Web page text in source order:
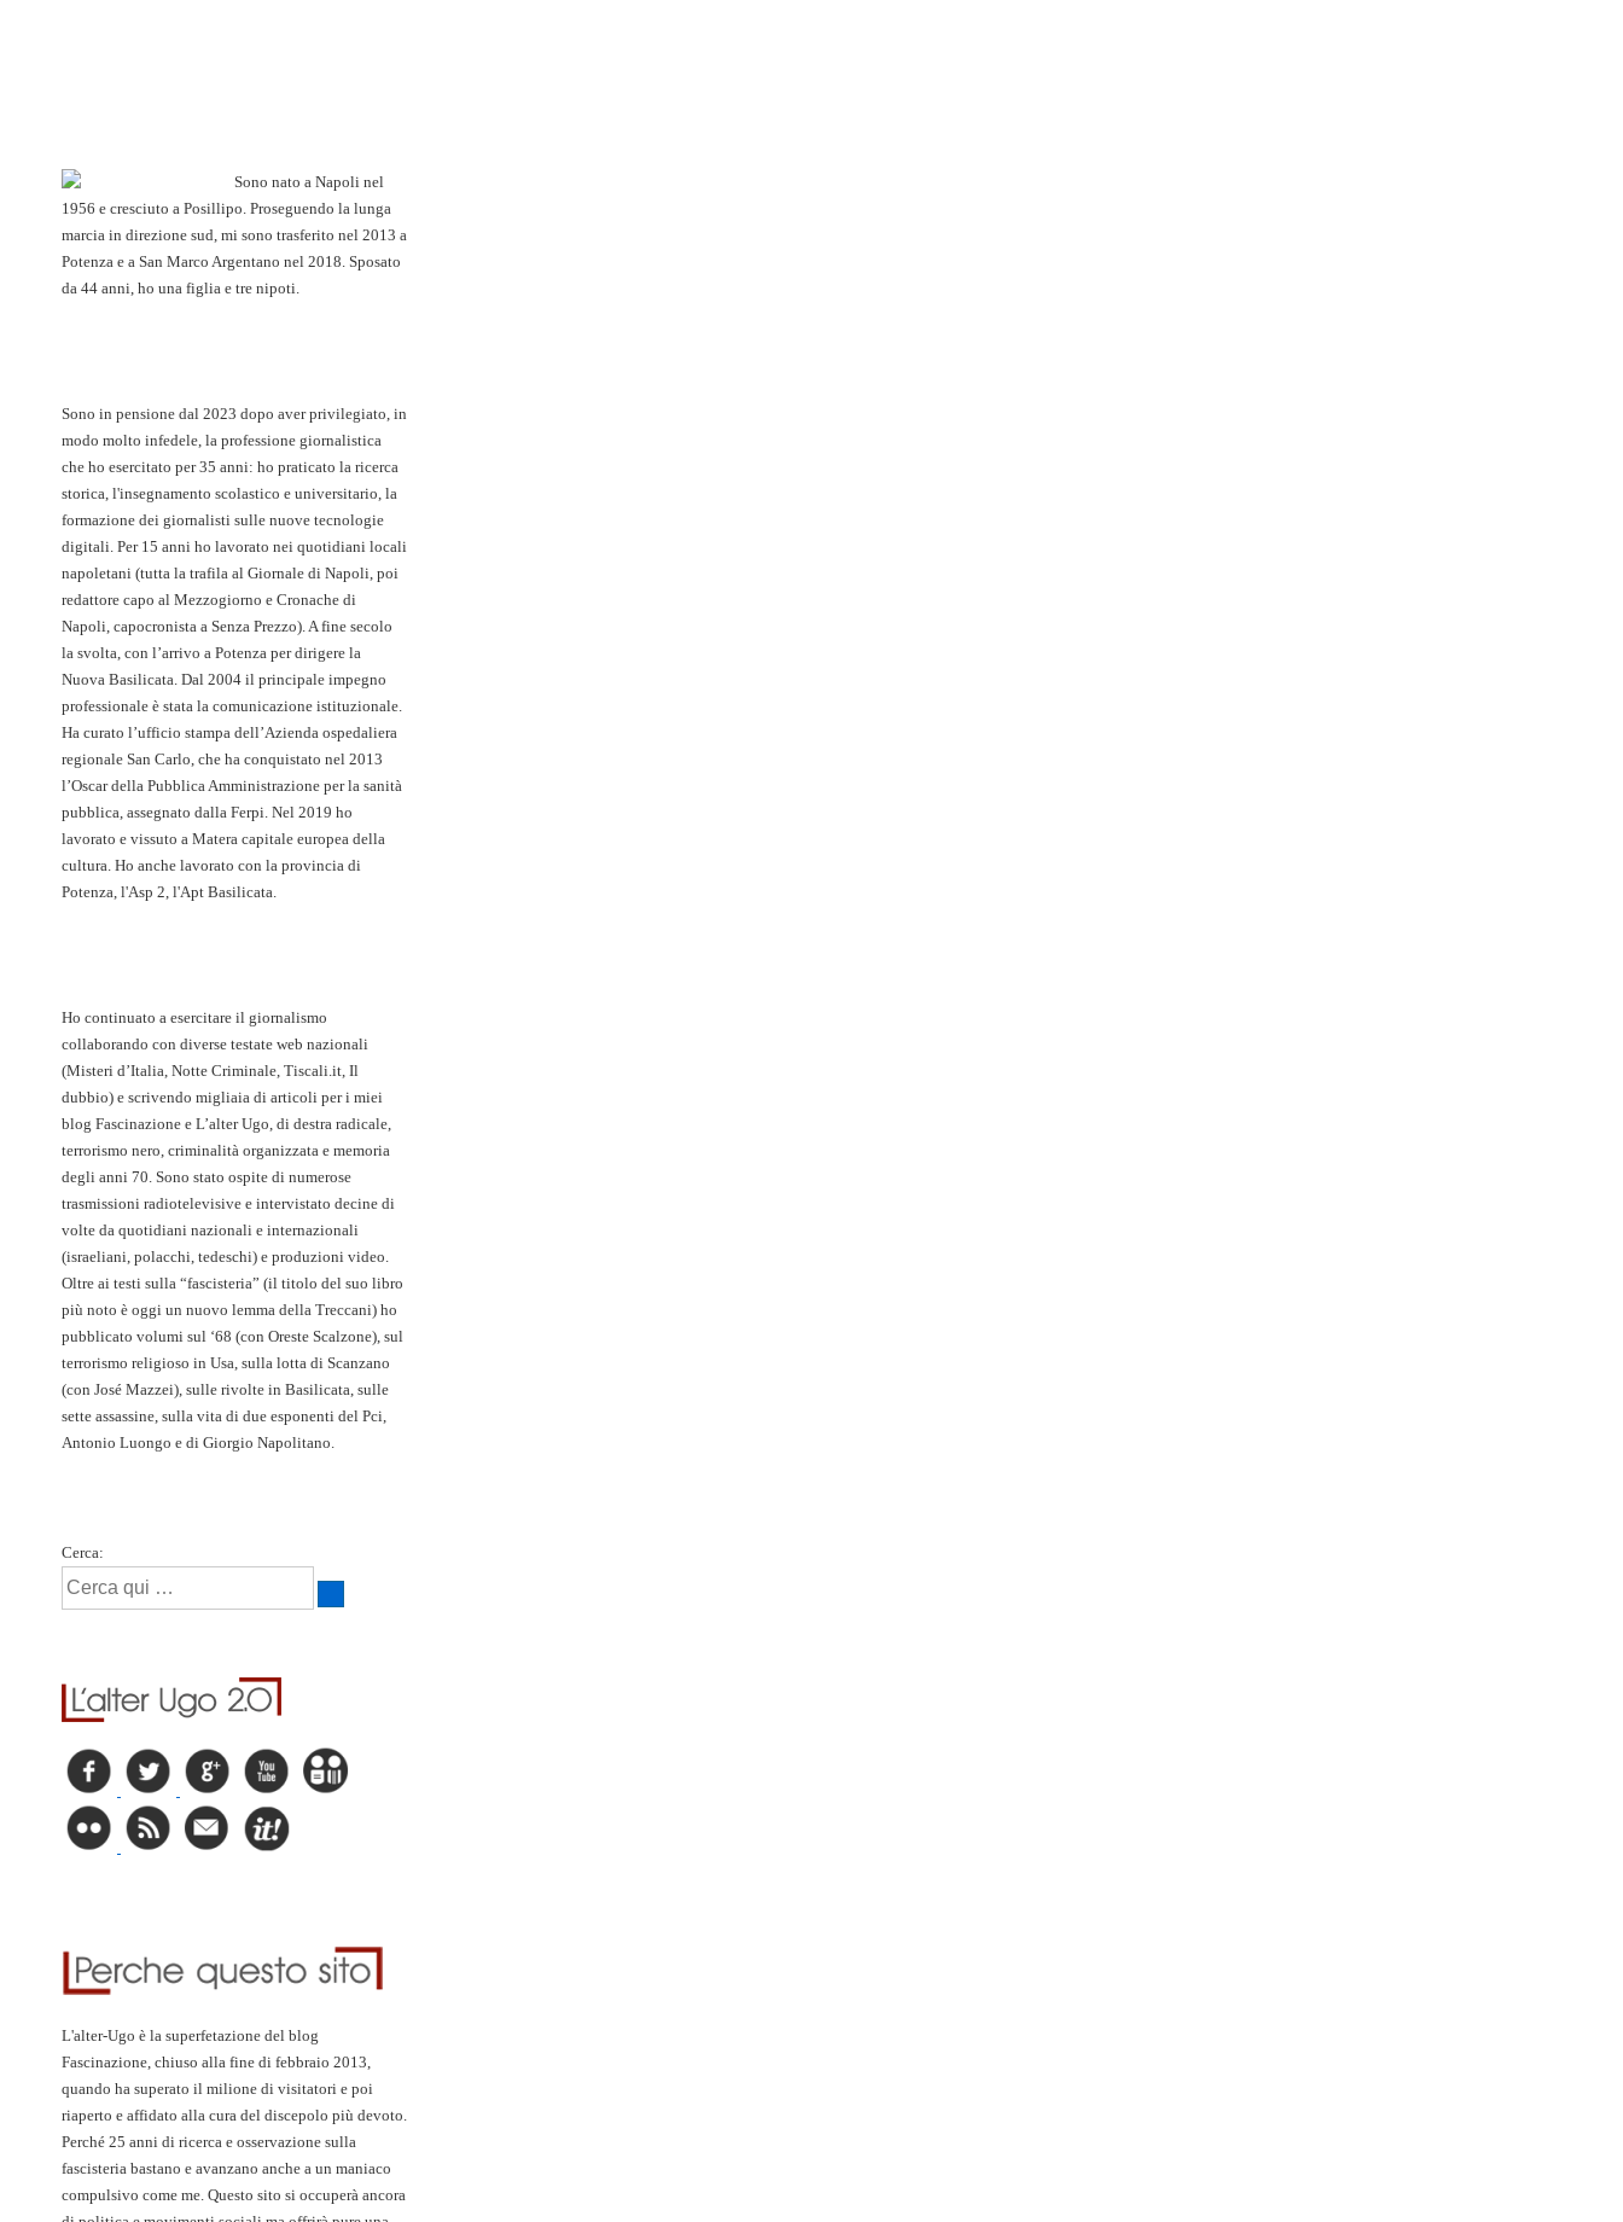
Sono nato a Napoli nel
1956 e cresciuto a Posillipo. Proseguendo la lunga
marcia in direzione sud, mi sono trasferito nel 2013 a
Potenza e a San Marco Argentano nel 2018. Sposato
da 44 anni, ho una figlia e tre nipoti.
Sono in pensione dal 2023 dopo aver privilegiato, in
modo molto infedele, la professione giornalistica
che ho esercitato per 35 anni: ho praticato la ricerca
storica, l'insegnamento scolastico e universitario, la
formazione dei giornalisti sulle nuove tecnologie
digitali. Per 15 anni ho lavorato nei quotidiani locali
napoletani (tutta la trafila al Giornale di Napoli, poi
redattore capo al Mezzogiorno e Cronache di
Napoli, capocronista a Senza Prezzo). A fine secolo
la svolta, con l’arrivo a Potenza per dirigere la
Nuova Basilicata. Dal 2004 il principale impegno
professionale è stata la comunicazione istituzionale.
Ha curato l’ufficio stampa dell’Azienda ospedaliera
regionale San Carlo, che ha conquistato nel 2013
l’Oscar della Pubblica Amministrazione per la sanità
pubblica, assegnato dalla Ferpi. Nel 2019 ho
lavorato e vissuto a Matera capitale europea della
cultura. Ho anche lavorato con la provincia di
Potenza, l'Asp 2, l'Apt Basilicata.
Ho continuato a esercitare il giornalismo
collaborando con diverse testate web nazionali
(Misteri d’Italia, Notte Criminale, Tiscali.it, Il
dubbio) e scrivendo migliaia di articoli per i miei
blog Fascinazione e L’alter Ugo, di destra radicale,
terrorismo nero, criminalità organizzata e memoria
degli anni 70. Sono stato ospite di numerose
trasmissioni radiotelevisive e intervistato decine di
volte da quotidiani nazionali e internazionali
(israeliani, polacchi, tedeschi) e produzioni video.
Oltre ai testi sulla “fascisteria” (il titolo del suo libro
più noto è oggi un nuovo lemma della Treccani) ho
pubblicato volumi sul ‘68 (con Oreste Scalzone), sul
terrorismo religioso in Usa, sulla lotta di Scanzano
(con José Mazzei), sulle rivolte in Basilicata, sulle
sette assassine, sulla vita di due esponenti del Pci,
Antonio Luongo e di Giorgio Napolitano.
Cerca:
L'alter-Ugo è la superfetazione del blog
Fascinazione, chiuso alla fine di febbraio 2013,
quando ha superato il milione di visitatori e poi
riaperto e affidato alla cura del discepolo più devoto.
Perché 25 anni di ricerca e osservazione sulla
fascisteria bastano e avanzano anche a un maniaco
compulsivo come me. Questo sito si occuperà ancora